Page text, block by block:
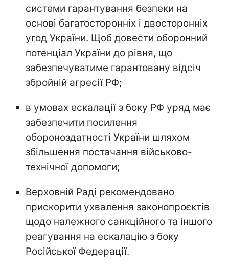
системи гарантування безпеки на
основі багатосторонніх і двосторонніх
угод України. Щоб довести оборонний
потенціал України до рівня, що
забезпечуватиме гарантовану відсіч
збройній агресії РФ;
в умовах ескалації з боку РФ уряд має
забезпечити посилення
обороноздатності України шляхом
збільшення постачання військово-
технічної допомоги;
Верховній Раді рекомендовано
прискорити ухвалення законопроєктів
щодо належного санкційного та іншого
реагування на ескалацію з боку
Російської Федерації.